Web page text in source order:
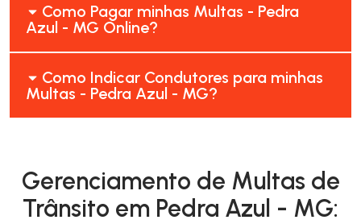
Como Pagar minhas Multas - Pedra
Azul - MG Online?
Como Indicar Condutores para minhas
Multas - Pedra Azul - MG?
Gerenciamento de Multas de
Trânsito em Pedra Azul - MG: